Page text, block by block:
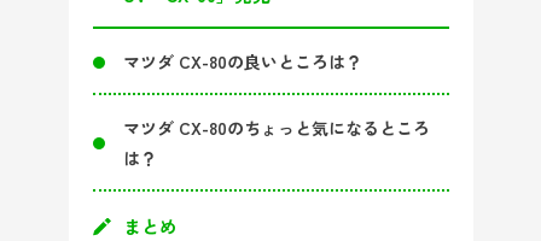
マツダ CX-80の良いところは？
マツダ CX-80のちょっと気になるところ
は？
まとめ